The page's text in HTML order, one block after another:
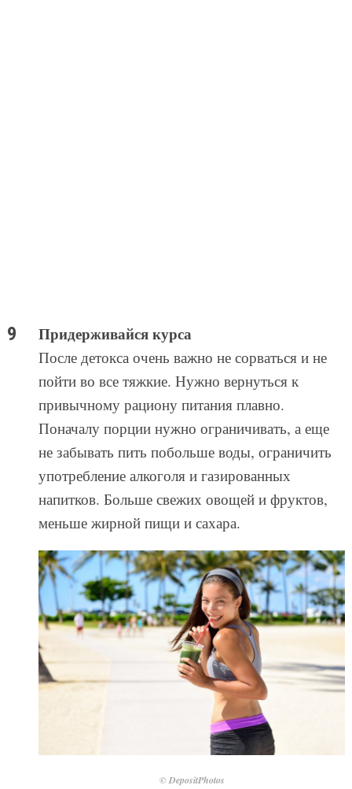
Придерживайся курса
После детокса очень важно не сорваться и не
пойти во все тяжкие. Нужно вернуться к
привычному рациону питания плавно.
Поначалу порции нужно ограничивать, а еще
не забывать пить побольше воды, ограничить
употребление алкоголя и газированных
напитков. Больше свежих овощей и фруктов,
меньше жирной пищи и сахара.
© DepositPhotos